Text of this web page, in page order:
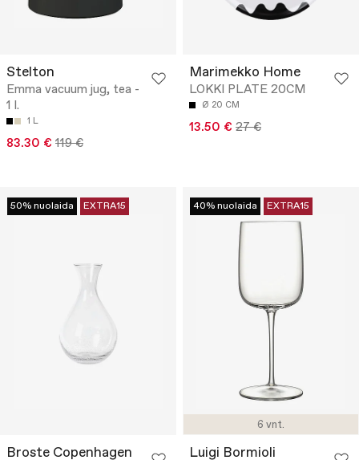
Stelton
Emma vacuum jug, tea -
1 l.
1 L
83.30 € 119 €
Marimekko Home
LOKKI PLATE 20CM
Ø 20 CM
13.50 € 27 €
50% nuolaida EXTRA15
Broste Copenhagen
6 vnt.
40% nuolaida EXTRA15
Luigi Bormioli